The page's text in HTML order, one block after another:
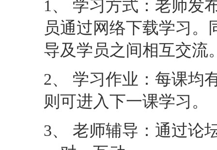
则可进入下一课学习。
3、 老师辅导：通过论
一对一互动。
4、 完成课程：最后一
可完成课程并取回相应
联系我们